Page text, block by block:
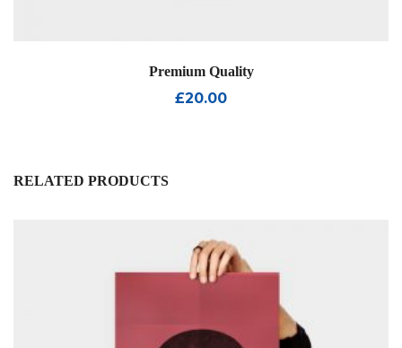
Premium Quality
£20.00
RELATED PRODUCTS